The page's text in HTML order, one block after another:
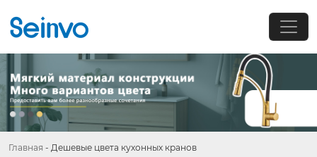
Главная - Дешевые цвета кухонных кранов